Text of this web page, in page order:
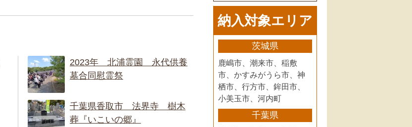
2023年 北浦霊園 永代供養
墓合同慰霊祭
千葉県香取市 法界寺 樹木
葬『いこいの郷』
納入対象エリア
茨城県
鹿嶋市、潮来市、稲敷
市、かすみがうら市、神
栖市、行方市、鉾田市、
小美玉市、河内町
千葉県